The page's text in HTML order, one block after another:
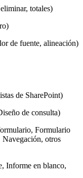
totales)
de fuente, alineación)
de SharePoint)
de consulta)
Formulario
Navegación, otros
Informe en blanco,